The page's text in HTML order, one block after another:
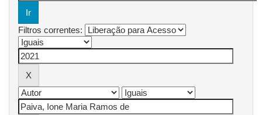
Filtros correntes: